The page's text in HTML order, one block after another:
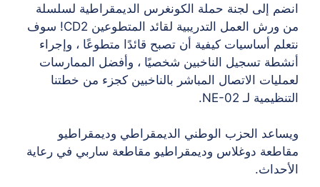
انضم إلى لجنة حملة الكونغرس الديمقراطية لسلسلة
من ورش العمل التدريبية لقائد المتطوعين CD2! سوف
نتعلم أساسيات كيفية أن تصبح قائدًا متطوعًا ، وإجراء
أنشطة تسجيل الناخبين شخصيًا ، وأفضل الممارسات
لعمليات الاتصال المباشر بالناخبين كجزء من خطتنا
التنظيمية لـ NE-02.
ويساعد الحزب الوطني الديمقراطي وديمقراطيو
مقاطعة دوغلاس وديمقراطيو مقاطعة ساربي في رعاية
الأحداث.